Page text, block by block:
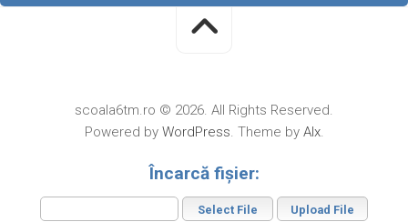
scoala6tm.ro © 2026. All Rights Reserved.
Powered by WordPress. Theme by Alx.
Încarcă fișier: